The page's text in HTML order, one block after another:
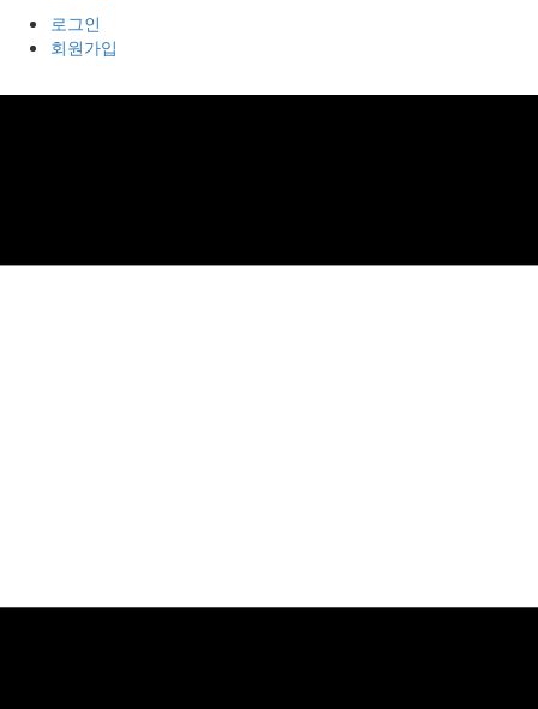
로그인
회원가입